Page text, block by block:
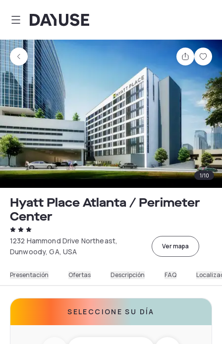
Dayuse
1/10
Hyatt Place Atlanta / Perimeter
Center
1232 Hammond Drive Northeast,
Dunwoody, GA, USA
Ver mapa
Presentación Ofertas Descripción FAQ
SELECCIONE SU DÍA